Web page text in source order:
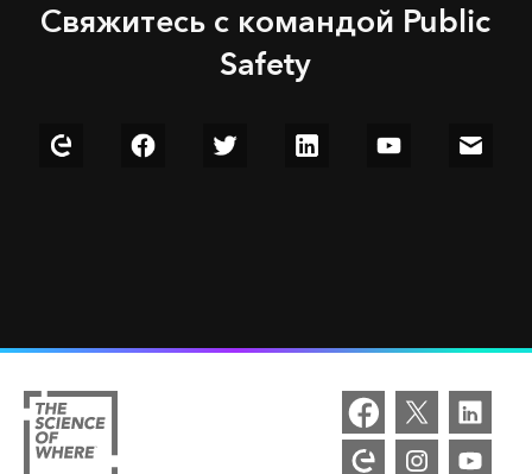
Свяжитесь с командой Public
Safety
Explore our Esri Community
Follow us on Facebook
Follow us on TwitterConnect with us on LinkedIn
Watch us onEmail